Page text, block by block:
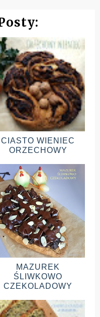
CIASTO WIENIEC
ORZECHOWY
MAZUREK
ŚLIWKOWO
CZEKOLADOWY